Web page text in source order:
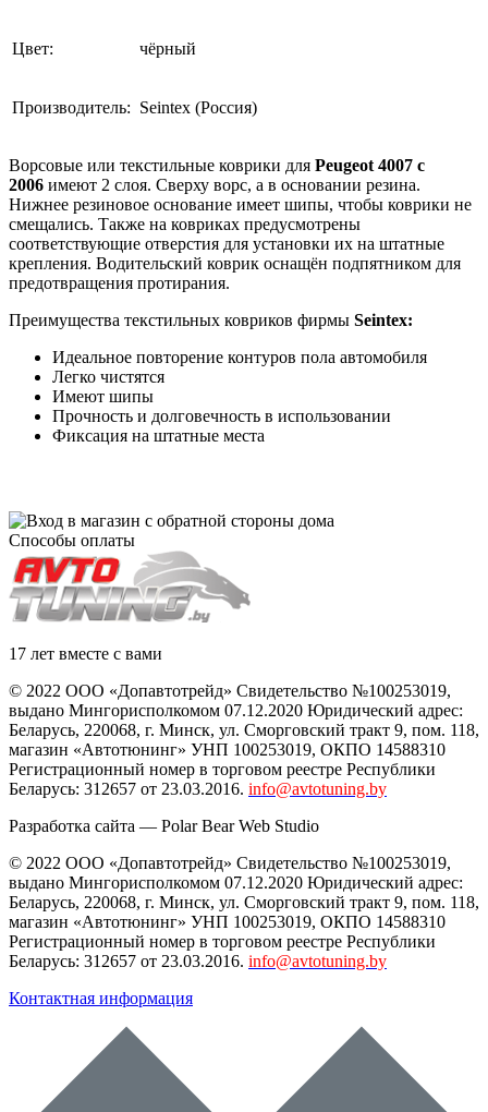
Цвет: чёрный
Производитель: Seintex (Россия)
Ворсовые или текстильные коврики для Peugeot 4007 с
2006 имеют 2 слоя. Сверху ворс, а в основании резина.
Нижнее резиновое основание имеет шипы, чтобы коврики не
смещались. Также на ковриках предусмотрены
соответствующие отверстия для установки их на штатные
крепления. Водительский коврик оснащён подпятником для
предотвращения протирания.
Преимущества текстильных ковриков фирмы Seintex:
Идеальное повторение контуров пола автомобиля
Легко чистятся
Имеют шипы
Прочность и долговечность в использовании
Фиксация на штатные места
Способы оплаты
17 лет вместе с вами
© 2022 ООО «Допавтотрейд» Свидетельство №100253019,
выдано Мингорисполкомом 07.12.2020 Юридический адрес:
Беларусь, 220068, г. Минск, ул. Сморговский тракт 9, пом. 118,
магазин «Автотюнинг» УНП 100253019, ОКПО 14588310
Регистрационный номер в торговом реестре Республики
Беларусь: 312657 от 23.03.2016. info@avtotuning.by
Разработка сайта — Polar Bear Web Studio
© 2022 ООО «Допавтотрейд» Свидетельство №100253019,
выдано Мингорисполкомом 07.12.2020 Юридический адрес:
Беларусь, 220068, г. Минск, ул. Сморговский тракт 9, пом. 118,
магазин «Автотюнинг» УНП 100253019, ОКПО 14588310
Регистрационный номер в торговом реестре Республики
Беларусь: 312657 от 23.03.2016. info@avtotuning.by
Контактная информация